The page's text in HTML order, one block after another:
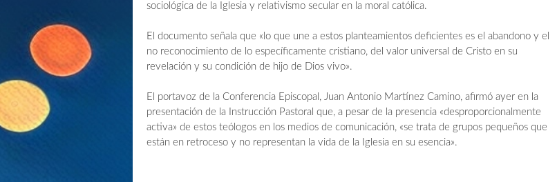
sociológica de la Iglesia y relativismo secular en la moral católica.
El documento señala que «lo que une a estos planteamientos deficientes es el abandono y el
no reconocimiento de lo específicamente cristiano, del valor universal de Cristo en su
revelación y su condición de hijo de Dios vivo».
El portavoz de la Conferencia Episcopal, Juan Antonio Martínez Camino, afirmó ayer en la
presentación de la Instrucción Pastoral que, a pesar de la presencia «desproporcionalmente
activa» de estos teólogos en los medios de comunicación, «se trata de grupos pequeños que
están en retroceso y no representan la vida de la Iglesia en su esencia».